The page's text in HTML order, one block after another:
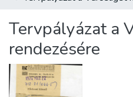
About us
Tervpályázat a
rendezésére